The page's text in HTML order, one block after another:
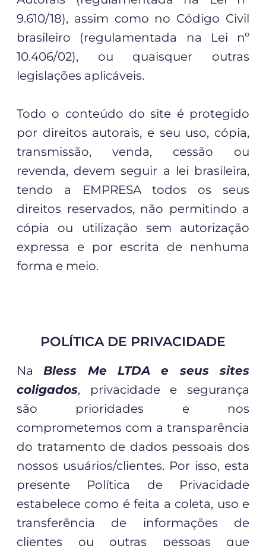
9.610/18), assim como no Código Civil
brasileiro (regulamentada na Lei nº
10.406/02), ou quaisquer outras
legislações aplicáveis.
Todo o conteúdo do site é protegido
por direitos autorais, e seu uso, cópia,
transmissão, venda, cessão ou
revenda, devem seguir a lei brasileira,
tendo a EMPRESA todos os seus
direitos reservados, não permitindo a
cópia ou utilização sem autorização
expressa e por escrita de nenhuma
forma e meio.
POLÍTICA DE PRIVACIDADE
NaBless Me LTDA e seus sites
coligados, privacidade e segurança
são prioridades e nos
comprometemos com a transparência
do tratamento de dados pessoais dos
nossos usuários/clientes. Por isso, esta
presente Política de Privacidade
estabelece como é feita a coleta, uso e
transferência de informações de
clientes ou outras pessoas que